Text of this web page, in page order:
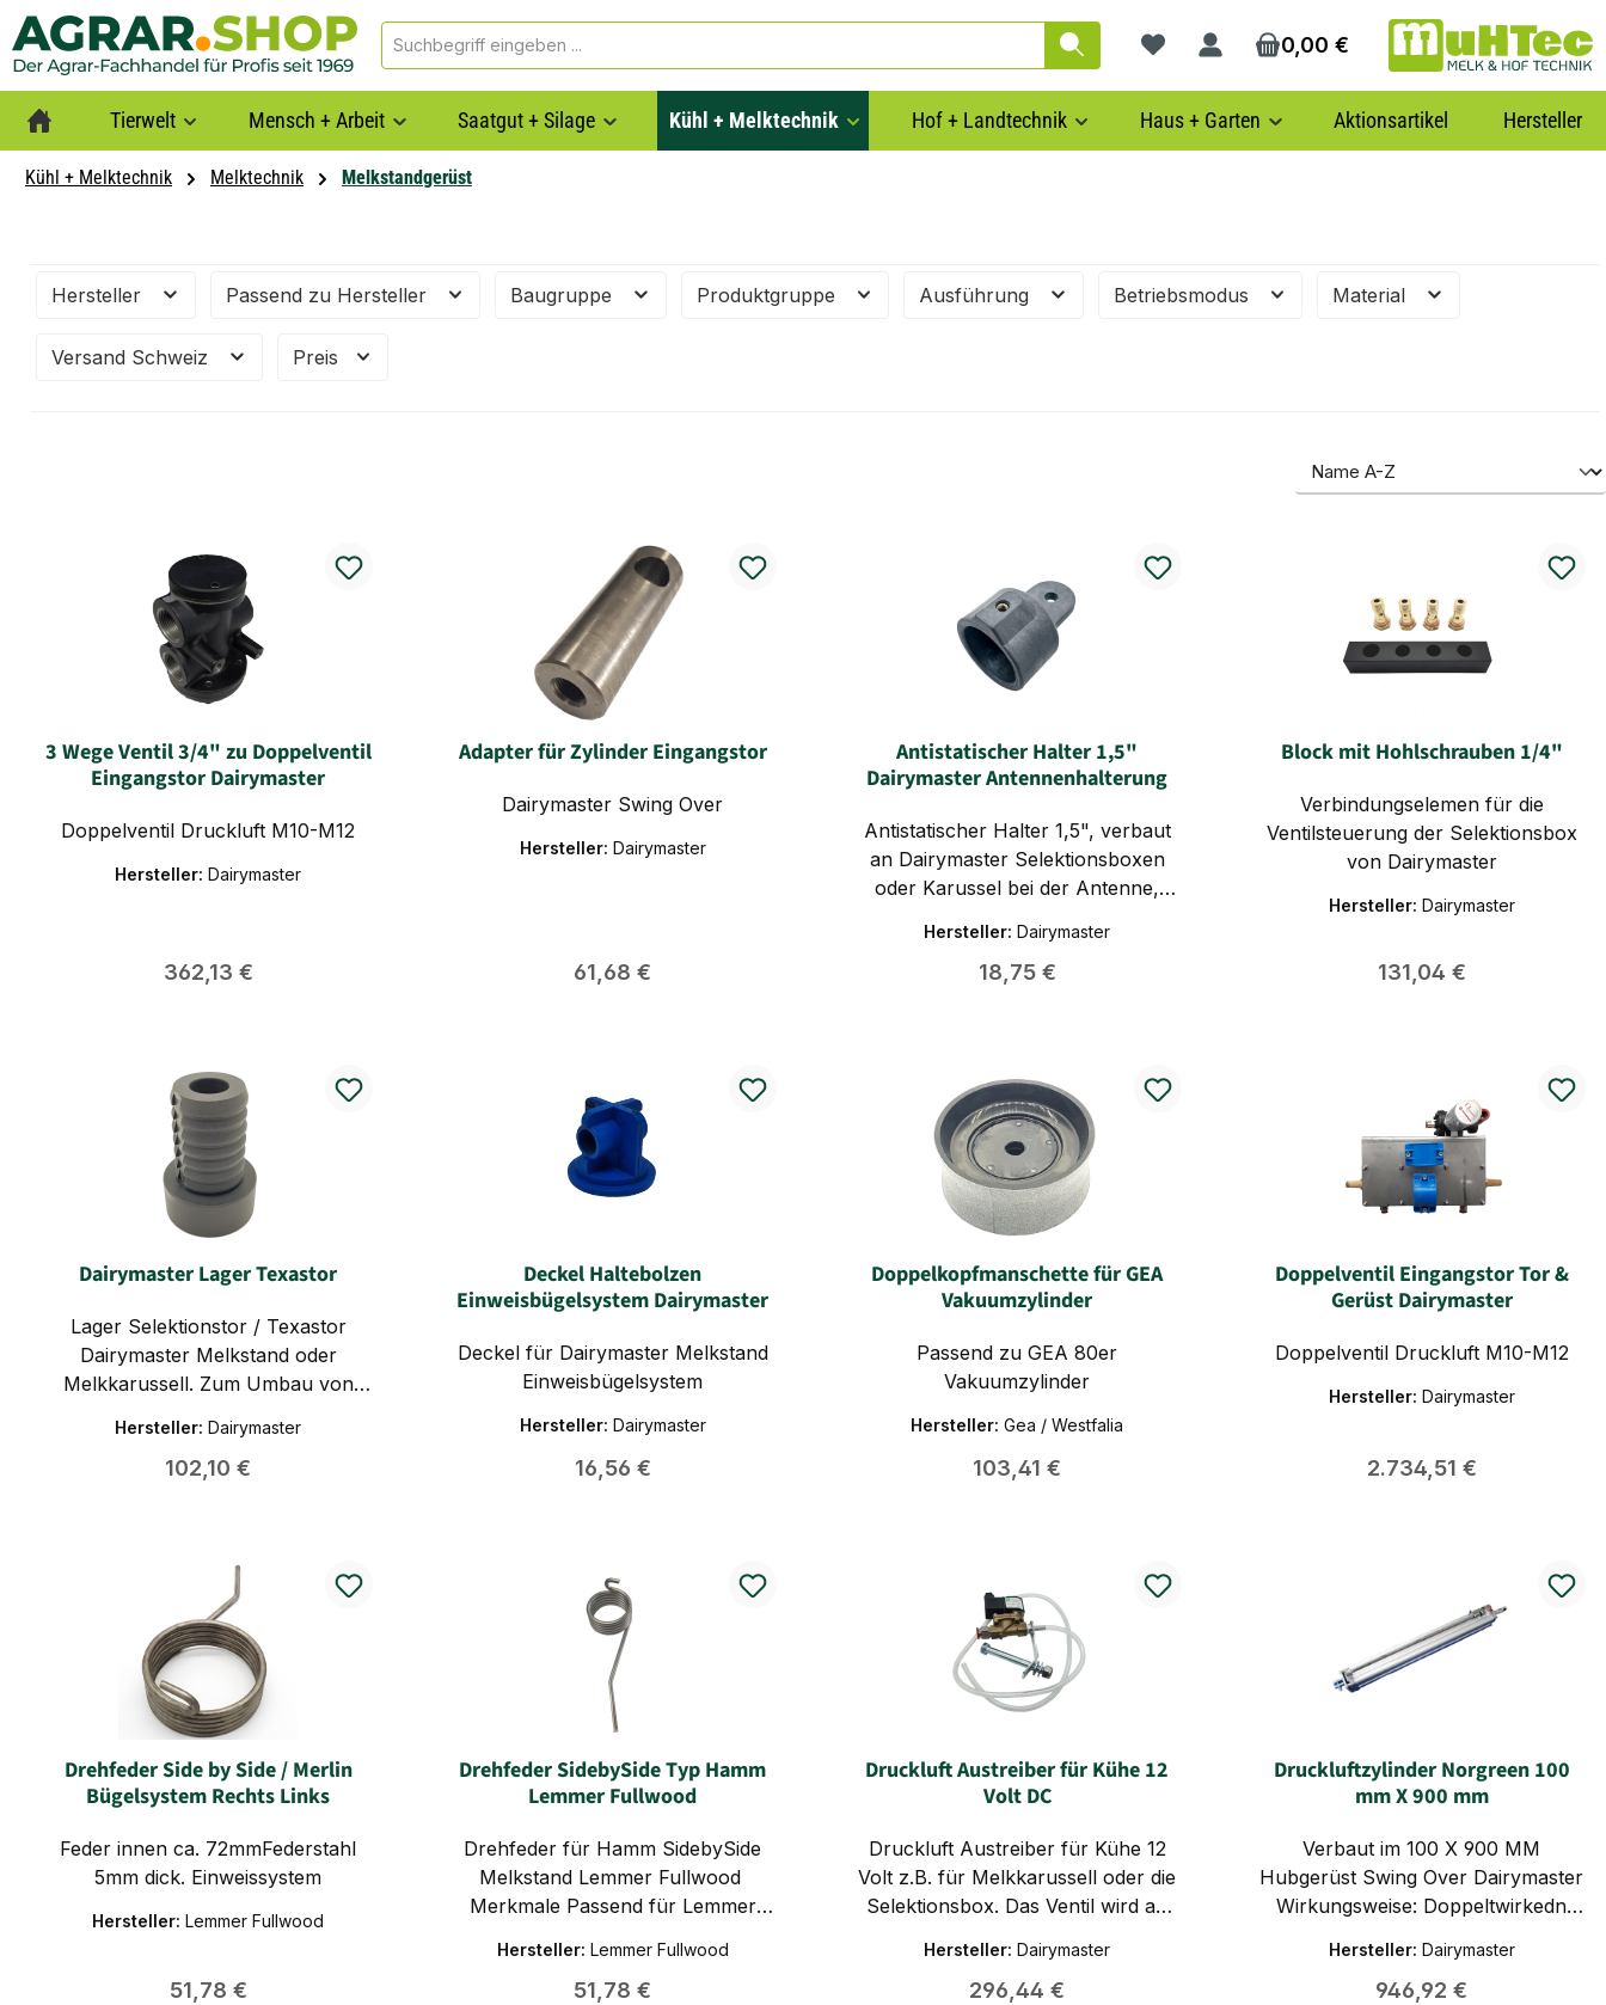
Zur Hauptnavigation springen
Du hast 0 Produkte auf dem Merkzettel
0,00 €
Tierwelt Mensch + Arbeit Saatgut + Silage Kühl + Melktechnik Hof + Landtechnik Haus + Garten Aktionsartikel Hersteller
Kühl + Melktechnik Melktechnik Melkstandgerüst
Hersteller Passend zu Hersteller Baugruppe Produktgruppe Ausführung Betriebsmodus Material
Versand Schweiz Preis
3 Wege Ventil 3/4" zu Doppelventil
Eingangstor Dairymaster
Doppelventil Druckluft M10-M12
Hersteller:Dairymaster
Regulärer Preis:
362,13 €
Adapter für Zylinder Eingangstor
Dairymaster Swing Over
Hersteller: Dairymaster
Regulärer Preis:
61,68 €
Antistatischer Halter 1,5"
Dairymaster Antennenhalterung
Antistatischer Halter 1,5", verbaut
an Dairymaster Selektionsboxen
oder Karussel bei der Antenne,
von Antennen. Verhindert
fehlleitung des Antennenfeld. Alte
Hersteller:Dairymaster
Regulärer Preis:
18,75 €
Block mit Hohlschrauben 1/4"
Verbindungselemen für die
Ventilsteuerung der Selektionsbox
von Dairymaster
Hersteller: Dairymaster
Regulärer Preis:
131,04 €
Dairymaster Lager Texastor
Lager Selektionstor / Texastor
Dairymaster Melkstand oder
Melkkarussell. Zum Umbau von
Außen 52mm auf PCV Lager
benötigen Sie 2 x 25563144
TexastorMaße:Durchmesser innen:
ca. 27 mm Durchmesser 1 außen:
ca.75 mm Durchmesser 2 außen:
ca.54 mm
Hersteller:Dairymaster
Regulärer Preis:
102,10 €
Deckel Haltebolzen
Einweisbügelsystem Dairymaster
Deckel für Dairymaster Melkstand
Einweisbügelsystem
Hersteller: Dairymaster
Regulärer Preis:
16,56 €
Doppelkopfmanschette für GEA
Vakuumzylinder
Passend zu GEA 80er
Vakuumzylinder
Hersteller:Gea / Westfalia
Regulärer Preis:
103,41 €
Doppelventil Eingangstor Tor &
Gerüst Dairymaster
Doppelventil Druckluft M10-M12
Hersteller: Dairymaster
Regulärer Preis:
2.734,51 €
Drehfeder Side by Side / Merlin
Bügelsystem Rechts Links
Feder innen ca. 72mmFederstahl
5mm dick. Einweissystem
Hersteller:Lemmer Fullwood
Regulärer Preis:
51,78 €
Drehfeder SidebySide Typ Hamm
Lemmer Fullwood
Drehfeder für Hamm SidebySide
Melkstand Lemmer Fullwood
Merkmale Passend für Lemmer
Melkstand Technische Daten
Innenmaßca. 40 mm
Hersteller: Lemmer Fullwood
Regulärer Preis:
51,78 €
Druckluft Austreiber für Kühe 12
Volt DC
Druckluft Austreiber für Kühe 12
Volt z.B. für Melkkarussell oder die
Selektionsbox. Das Ventil wird an
kann so per 12 Volt DC angesteuert
wereden, z.B. über einen Taster.
Hersteller:Dairymaster
Regulärer Preis:
296,44 €
Druckluftzylinder Norgreen 100
mm X 900 mm
Verbaut im 100 X 900 MM
Hubgerüst Swing Over Dairymaster
Wirkungsweise: Doppeltwirkedn
Anschluss: G1/2"
Zylinderdurchmesser:100 mm
Hersteller: Dairymaster
Regulärer Preis:
946,92 €